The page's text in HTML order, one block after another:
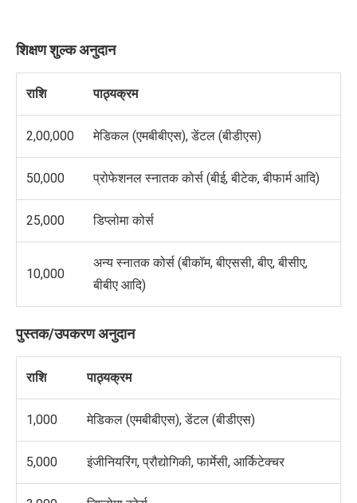
शिक्षण शुल्क अनुदान
राशि पाठ्यक्रम
2,00,000 मेडिकल (एमबीबीएस), डेंटल (बीडीएस)
50,000 प्रोफेशनल स्नातक कोर्स (बीई, बीटेक, बीफार्म आदि)
25,000 डिप्लोमा कोर्स
10,000
अन्य स्नातक कोर्स (बीकॉम, बीएससी, बीए, बीसीए,
बीबीए आदि)
पुस्तक/उपकरण अनुदान
राशि पाठ्यक्रम
1,000 मेडिकल (एमबीबीएस), डेंटल (बीडीएस)
5,000 इंजीनियरिंग, प्रौद्योगिकी, फार्मेसी, आर्किटेक्चर